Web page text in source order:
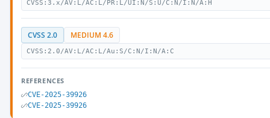
CVSS:3.x/AV:L/AC:L/PR:L/UI:N/S:U/C:N/I:N/A:H
CVSS 2.0 MEDIUM 4.6
CVSS:2.0/AV:L/AC:L/Au:S/C:N/I:N/A:C
REFERENCES
CVE-2025-39926
CVE-2025-39926